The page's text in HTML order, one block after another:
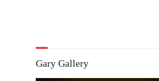
Gary Gallery